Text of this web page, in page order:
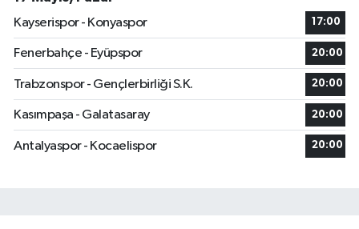
Kayserispor - Konyaspor
17:00
Fenerbahçe - Eyüpspor 20:00
Trabzonspor - Gençlerbirliği S.K. 20:00
Kasımpaşa - Galatasaray 20:00
Antalyaspor - Kocaelispor 20:00